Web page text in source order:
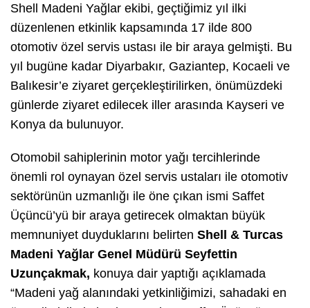
Shell Madeni Yağlar ekibi, geçtiğimiz yıl ilki
düzenlenen etkinlik kapsamında 17 ilde 800
otomotiv özel servis ustası ile bir araya gelmişti. Bu
yıl bugüne kadar Diyarbakır, Gaziantep, Kocaeli ve
Balıkesir’e ziyaret gerçekleştirilirken, önümüzdeki
günlerde ziyaret edilecek iller arasında Kayseri ve
Konya da bulunuyor.
Otomobil sahiplerinin motor yağı tercihlerinde
önemli rol oynayan özel servis ustaları ile otomotiv
sektörünün uzmanlığı ile öne çıkan ismi Saffet
Üçüncü’yü bir araya getirecek olmaktan büyük
memnuniyet duyduklarını belirten Shell & Turcas
Madeni Yağlar Genel Müdürü Seyfettin
Uzunçakmak, konuya dair yaptığı açıklamada
“Madeni yağ alanındaki yetkinliğimizi, sahadaki en